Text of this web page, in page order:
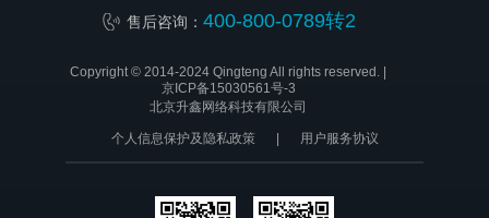
售后咨询： 400-800-0789转2
Copyright © 2014-2024 Qingteng All rights reserved. |
京ICP备15030561号-3
北京升鑫网络科技有限公司
个人信息保护及隐私政策 用户服务协议